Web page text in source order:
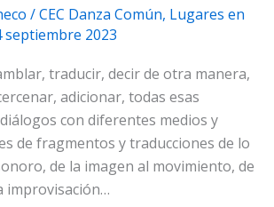
/CEC Danza Común, Lugares en
septiembre 2023
traducir, decir de otra manera,
adicionar, todas esas
con diferentes medios y
de fragmentos y traducciones de lo
de la imagen al movimiento, de
improvisación…